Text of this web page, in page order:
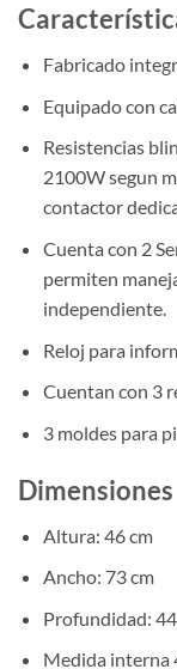
Fabricado
Equipado con
Resistencias
2100W segun
contactor
Cuenta con 2
permiten
independiente.
Reloj para
Cuentan con 3
3 moldes para
Dimensiones
Altura: 46 cm
Ancho: 73 cm
Profundidad:
Medida interna